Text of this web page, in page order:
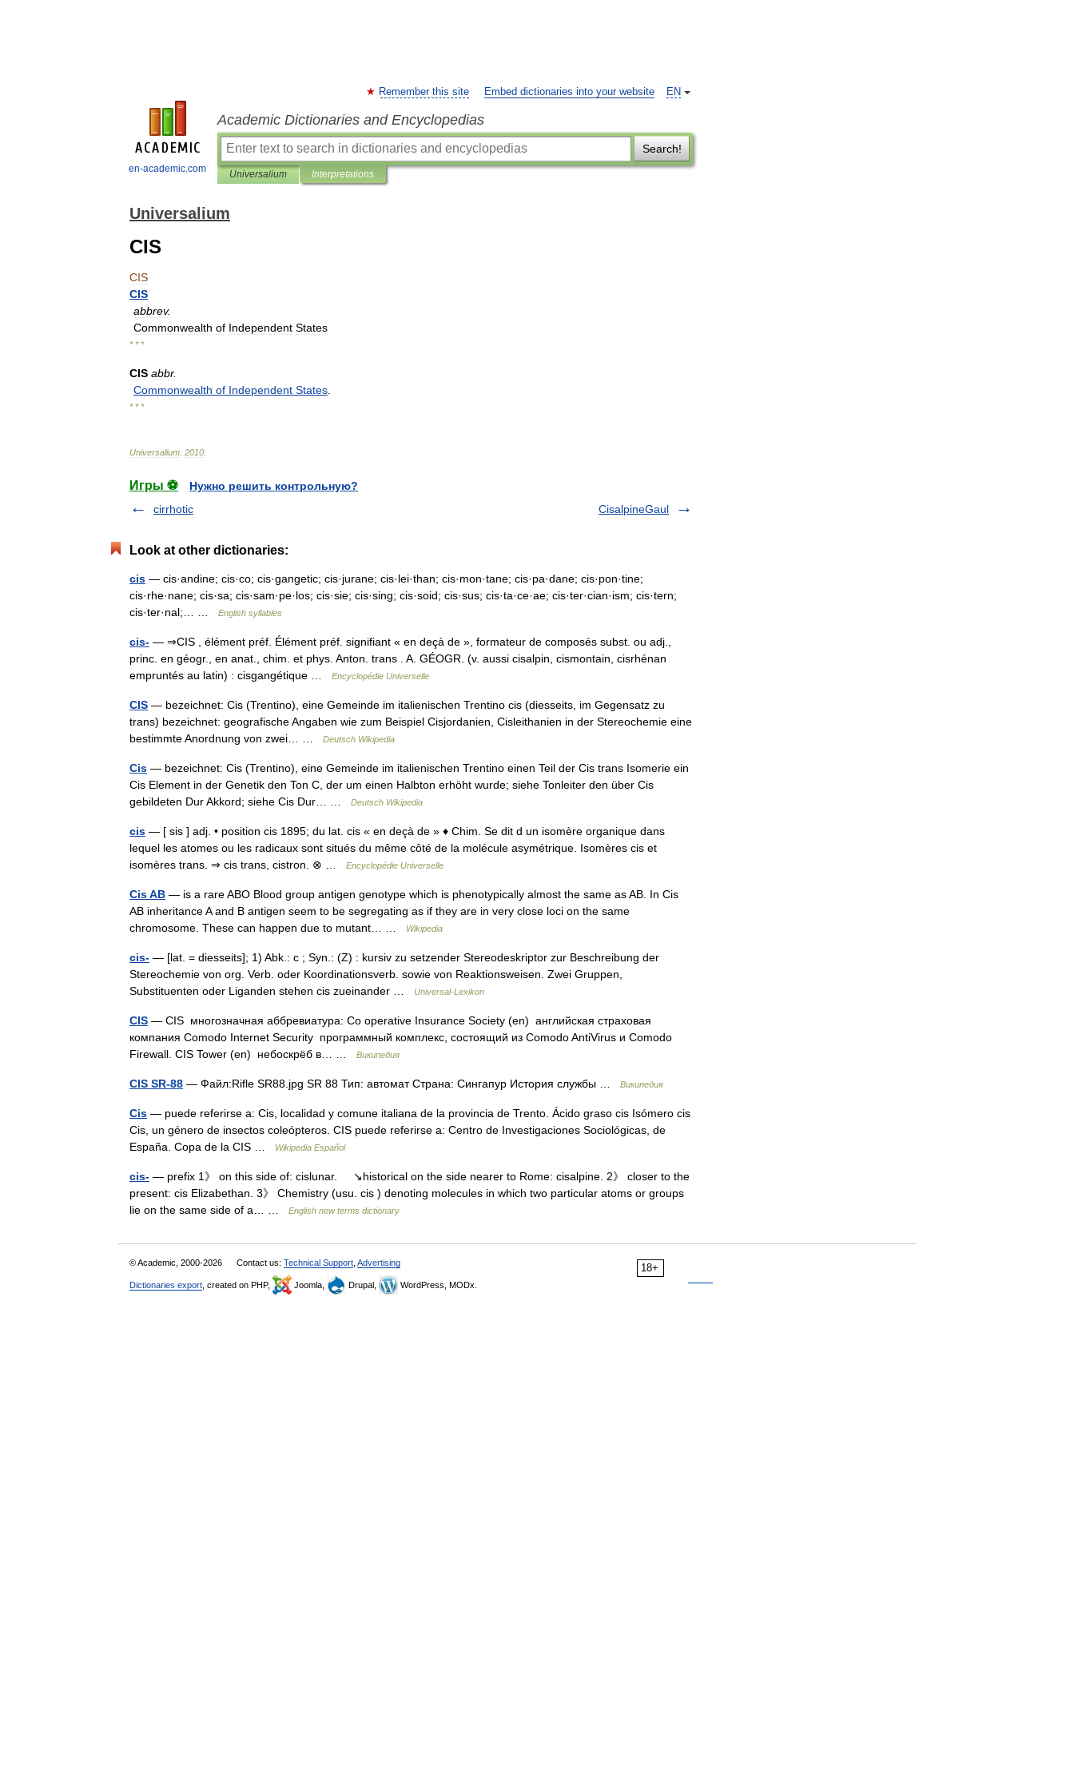
en-academic.com
EN
Remember this site Embed dictionaries into your website
Academic Dictionaries and Encyclopedias
Search!
Universalium Interpretations
Universalium
CIS
CIS
CIS
abbrev.
Commonwealth of Independent States
* * *
CIS abbr.
Commonwealth of Independent States
* * *
Universalium 2010
Игры ⚽
Нужно решить контрольную?
cirrhotic
CisalpineGaul
Look at other dictionaries:
cis — cis·andine; cis·co; cis·gangetic; cis·jurane; cis·lei·than; cis·mon·tane; cis·pa·dane; cis·pon·tine;
cis·rhe·nane; cis·sa; cis·sam·pe·los; cis·sie; cis·sing; cis·soid; cis·sus; cis·ta·ce·ae; cis·ter·cian·ism; cis·tern;
cis·ter·nal;… …
English syllables
cis- — ⇒CIS , élément préf. Élément préf. signifiant « en deçà de », formateur de composés subst. ou adj.,
princ. en géogr., en anat., chim. et phys. Anton. trans . A. GÉOGR. (v. aussi cisalpin, cismontain, cisrhénan
empruntés au latin) : cisgangétique …
Encyclopédie Universelle
CIS — bezeichnet: Cis (Trentino), eine Gemeinde im italienischen Trentino cis (diesseits, im Gegensatz zu
trans) bezeichnet: geografische Angaben wie zum Beispiel Cisjordanien, Cisleithanien in der Stereochemie eine
bestimmte Anordnung von zwei… …
Deutsch Wikipedia
Cis — bezeichnet: Cis (Trentino), eine Gemeinde im italienischen Trentino einen Teil der Cis trans Isomerie ein
Cis Element in der Genetik den Ton C, der um einen Halbton erhöht wurde; siehe Tonleiter den über Cis
gebildeten Dur Akkord; siehe Cis Dur… …
Deutsch Wikipedia
cis — [ sis ] adj. • position cis 1895; du lat. cis « en deçà de » ♦ Chim. Se dit d un isomère organique dans
lequel les atomes ou les radicaux sont situés du même côté de la molécule asymétrique. Isomères cis et
isomères trans. ⇒ cis trans, cistron. ⊗ …
Encyclopédie Universelle
Cis AB — is a rare ABO Blood group antigen genotype which is phenotypically almost the same as AB. In Cis
AB inheritance A and B antigen seem to be segregating as if they are in very close loci on the same
chromosome. These can happen due to mutant… …
Wikipedia
cis- — [lat. = diesseits]; 1) Abk.: c ; Syn.: (Z) : kursiv zu setzender Stereodeskriptor zur Beschreibung der
Stereochemie von org. Verb. oder Koordinationsverb. sowie von Reaktionsweisen. Zwei Gruppen,
Substituenten oder Liganden stehen cis zueinander …
Universal-Lexikon
CIS — CIS многозначная аббревиатура: Co operative Insurance Society (en) английская страховая
компания Comodo Internet Security программный комплекс, состоящий из Comodo AntiVirus и Comodo
Firewall. CIS Tower (en) небоскрёб в… …
Википедия
CIS SR-88 — Файл:Rifle SR88.jpg SR 88 Тип: автомат Страна: Сингапур История службы … Википедия
Cis — puede referirse a: Cis, localidad y comune italiana de la provincia de Trento. Ácido graso cis Isómero cis
Cis, un género de insectos coleópteros. CIS puede referirse a: Centro de Investigaciones Sociológicas, de
España. Copa de la CIS …
Wikipedia Español
cis- — prefix 1》 on this side of: cislunar. ↘historical on the side nearer to Rome: cisalpine. 2》 closer to the
present: cis Elizabethan. 3》 Chemistry (usu. cis ) denoting molecules in which two particular atoms or groups
lie on the same side of a… …
English new terms dictionary
18+
© Academic, 2000-2026 Contact us: Technical Support Advertising
Dictionaries export , created on PHP, Joomla, Drupal, WordPress, MODx.